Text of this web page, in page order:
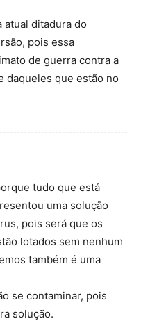
atual ditadura do
pois essa
de guerra contra a
daqueles que estão no
tudo que está
uma solução
pois será que os
lotados sem nenhum
também é uma
se contaminar, pois
solução.